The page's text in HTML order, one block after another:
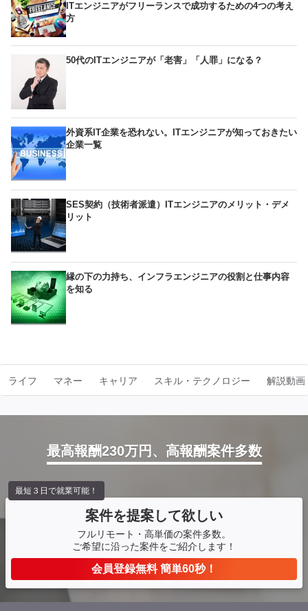
ITエンジニアがフリーランスで成功するための4つの考え
方
50代のITエンジニアが「老害」「人罪」になる？
外資系IT企業を恐れない。ITエンジニアが知っておきたい
企業一覧
SES契約（技術者派遣）ITエンジニアのメリット・デメ
リット
縁の下の力持ち、インフラエンジニアの役割と仕事内容
を知る
ライフ マネー キャリア スキル・テクノロジー 解説動画
最高報酬230万円、高報酬案件多数
案件を提案して欲しい
フルリモート・高単価の案件多数。
ご希望に沿った案件をご紹介します！
会員登録無料 簡単60秒！
最短３日で就業可能！